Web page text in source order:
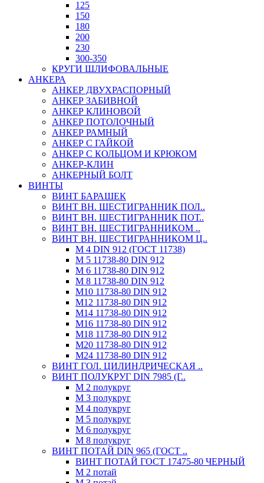
125
150
180
200
230
300-350
КРУГИ ШЛИФОВАЛЬНЫЕ
АНКЕРА
АНКЕР ДВУХРАСПОРНЫЙ
АНКЕР ЗАБИВНОЙ
АНКЕР КЛИНОВОЙ
АНКЕР ПОТОЛОЧНЫЙ
АНКЕР РАМНЫЙ
АНКЕР С ГАЙКОЙ
АНКЕР С КОЛЬЦОМ И КРЮКОМ
АНКЕР-КЛИН
АНКЕРНЫЙ БОЛТ
ВИНТЫ
ВИНТ БАРАШЕК
ВИНТ ВН. ШЕСТИГРАННИК ПОЛ..
ВИНТ ВН. ШЕСТИГРАННИК ПОТ..
ВИНТ ВН. ШЕСТИГРАННИКОМ ..
ВИНТ ВН. ШЕСТИГРАННИКОМ Ц..
М 4 DIN 912 (ГОСТ 11738)
М 5 11738-80 DIN 912
М 6 11738-80 DIN 912
М 8 11738-80 DIN 912
М10 11738-80 DIN 912
М12 11738-80 DIN 912
М14 11738-80 DIN 912
М16 11738-80 DIN 912
М18 11738-80 DIN 912
М20 11738-80 DIN 912
М24 11738-80 DIN 912
ВИНТ ГОЛ. ЦИЛИНДРИЧЕСКАЯ ..
ВИНТ ПОЛУКРУГ DIN 7985 (Г..
М 2 полукруг
М 3 полукруг
М 4 полукруг
М 5 полукруг
М 6 полукруг
М 8 полукруг
ВИНТ ПОТАЙ DIN 965 (ГОСТ ..
ВИНТ ПОТАЙ ГОСТ 17475-80 ЧЕРНЫЙ
М 2 потай